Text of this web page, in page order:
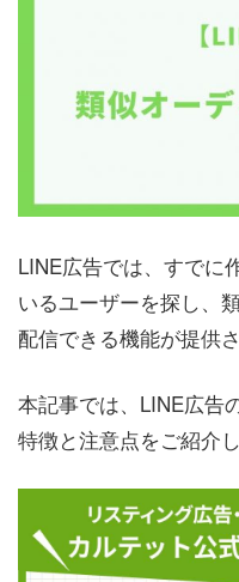
LINE広告では、すでに
いるユーザーを探し、
配信できる機能が提供
本記事では、LINE広告
特徴と注意点をご紹介し